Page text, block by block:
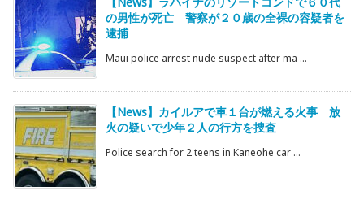
の男性が死亡 警察が２０歳の全裸の容疑者を
逮捕
Maui police arrest nude suspect after ma ...
【News】カイルアで車１台が燃える火事 放
火の疑いで少年２人の行方を捜査
Police search for 2 teens in Kaneohe car ...